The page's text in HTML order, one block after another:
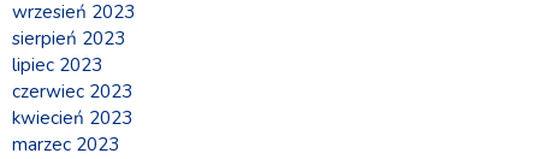
wrzesień 2023
sierpień 2023
lipiec 2023
czerwiec 2023
kwiecień 2023
marzec 2023